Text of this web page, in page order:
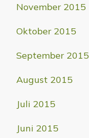
November 2015
Oktober 2015
September 2015
August 2015
Juli 2015
Juni 2015